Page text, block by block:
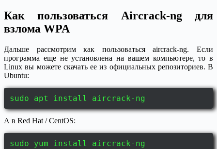
Как пользоваться Aircrack-ng для
взлома WPA
Дальше рассмотрим как пользоваться aircrack-ng. Если
программа еще не установлена на вашем компьютере, то в
Linux вы можете скачать ее из официальных репозиториев. В
Ubuntu:
sudo apt install aircrack-ng
А в Red Hat / CentOS:
sudo yum install aircrack-ng